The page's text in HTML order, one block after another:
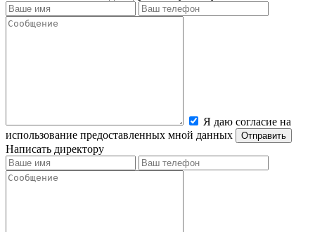
Я даю согласие на
использование предоставленных мной данных
Написать директору